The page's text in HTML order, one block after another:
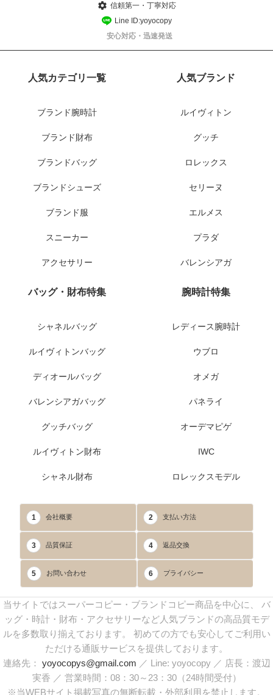
信頼第一・丁寧対応
Line ID:yoyocopy
安心対応・迅速発送
人気カテゴリ一覧
ブランド腕時計
ブランド財布
ブランドバッグ
ブランドシューズ
ブランド服
スニーカー
アクセサリー
人気ブランド
ルイヴィトン
グッチ
ロレックス
セリーヌ
エルメス
プラダ
バレンシアガ
バッグ・財布特集
シャネルバッグ
ルイヴィトンバッグ
ディオールバッグ
バレンシアガバッグ
グッチバッグ
ルイヴィトン財布
シャネル財布
腕時計特集
レディース腕時計
ウブロ
オメガ
パネライ
オーデマピゲ
IWC
ロレックスモデル
1 会社概要 2 支払い方法
3 品質保証 4 返品交換
5 お問い合わせ 6 プライバシー
当サイトではスーパーコピー・ブランドコピー商品を中心に、 バ
ッグ・時計・財布・アクセサリーなど人気ブランドの高品質モデ
ルを多数取り揃えております。 初めての方でも安心してご利用い
ただける通販サービスを提供しております。
連絡先： yoyocopys@gmail.com ／ Line: yoyocopy ／ 店長：渡辺
実香 ／ 営業時間：08：30～23：30（24時間受付）
※当WEBサイト掲載写真の無断転載・外部利用を禁止します。